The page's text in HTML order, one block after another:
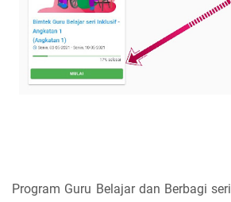
Program Guru Belajar dan Berbagi